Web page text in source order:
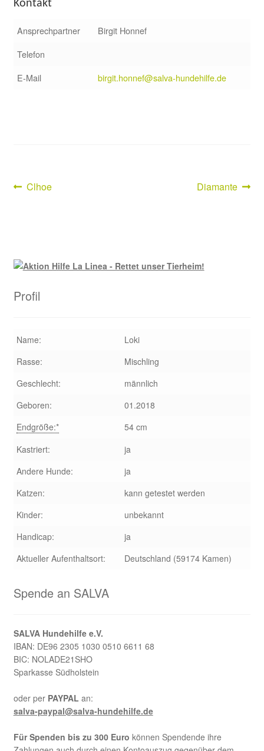
Kontakt
Ansprechpartner
Birgit Honnef
Telefon
E-Mail
birgit.honnef@salva-hundehilfe.de
Beitragsnavigation
Vorheriger
Clhoe
Nächster
Diamante
Profil
Name:
Loki
Rasse:
Mischling
Geschlecht:
männlich
Geboren:
01.2018
Endgröße:*
54 cm
Kastriert:
ja
Andere Hunde:
ja
Katzen:
kann getestet werden
Kinder:
unbekannt
Handicap:
ja
Aktueller Aufenthaltsort:
Deutschland (59174 Kamen)
Spende an SALVA
SALVA Hundehilfe e.V.
IBAN: DE96 2305 1030 0510 6611 68
BIC: NOLADE21SHO
Sparkasse Südholstein
oder per PAYPAL an:
salva-paypal@salva-hundehilfe.de
Für Spenden bis zu 300 Euro können Spendende ihre